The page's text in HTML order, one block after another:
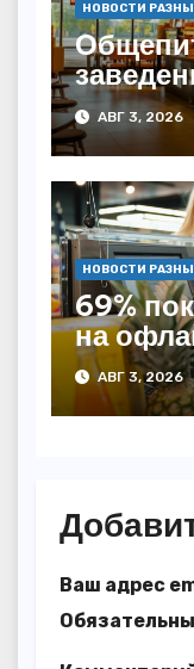
НОВОСТИ
начала
АВГ 3, 2026
НОВОСТИ
69%
на
АВГ 3, 2026
Ваш адрес